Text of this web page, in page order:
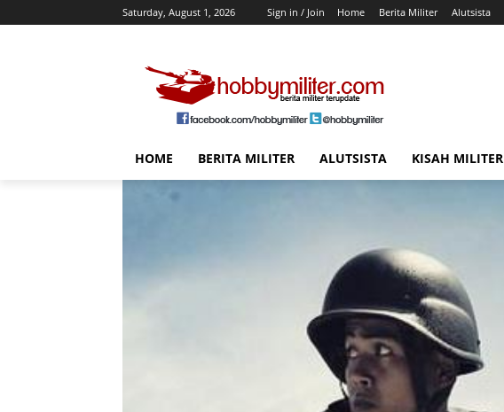
Saturday, August 1, 2026 Sign in / Join Home Berita Militer Alutsista
HOME BERITA MILITER ALUTSISTA KISAH MILITER